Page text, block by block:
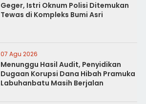
Geger, Istri Oknum Polisi Ditemukan
Tewas di Kompleks Bumi Asri
07 Agu 2026
Menunggu Hasil Audit, Penyidikan
Dugaan Korupsi Dana Hibah Pramuka
Labuhanbatu Masih Berjalan